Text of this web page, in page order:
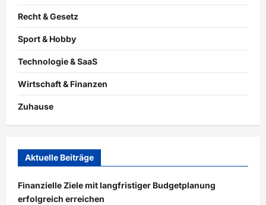
Recht & Gesetz
Sport & Hobby
Technologie & SaaS
Wirtschaft & Finanzen
Zuhause
Aktuelle Beiträge
Finanzielle Ziele mit langfristiger Budgetplanung
erfolgreich erreichen